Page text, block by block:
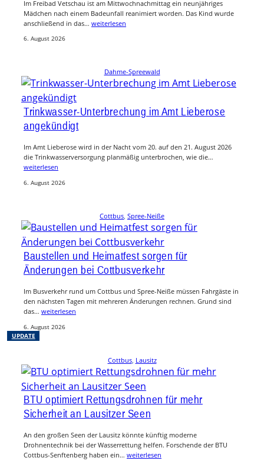
Im Freibad Vetschau ist am Mittwochnachmittag ein neunjähriges
Mädchen nach einem Badeunfall reanimiert worden. Das Kind wurde
anschließend in das… weiterlesen
6. August 2026
Dahme-Spreewald
Trinkwasser-Unterbrechung im Amt Lieberose
angekündigt
Im Amt Lieberose wird in der Nacht vom 20. auf den 21. August 2026
die Trinkwasserversorgung planmäßig unterbrochen, wie die…
weiterlesen
6. August 2026
Cottbus Spree-Neiße
UPDATE
Baustellen und Heimatfest sorgen für
Änderungen bei Cottbusverkehr
Im Busverkehr rund um Cottbus und Spree-Neiße müssen Fahrgäste in
den nächsten Tagen mit mehreren Änderungen rechnen. Grund sind
das… weiterlesen
6. August 2026
Cottbus, Lausitz
BTU optimiert Rettungsdrohnen für mehr
Sicherheit an Lausitzer Seen
An den großen Seen der Lausitz könnte künftig moderne
Drohnentechnik bei der Wasserrettung helfen. Forschende der BTU
Cottbus-Senftenberg haben ein… weiterlesen